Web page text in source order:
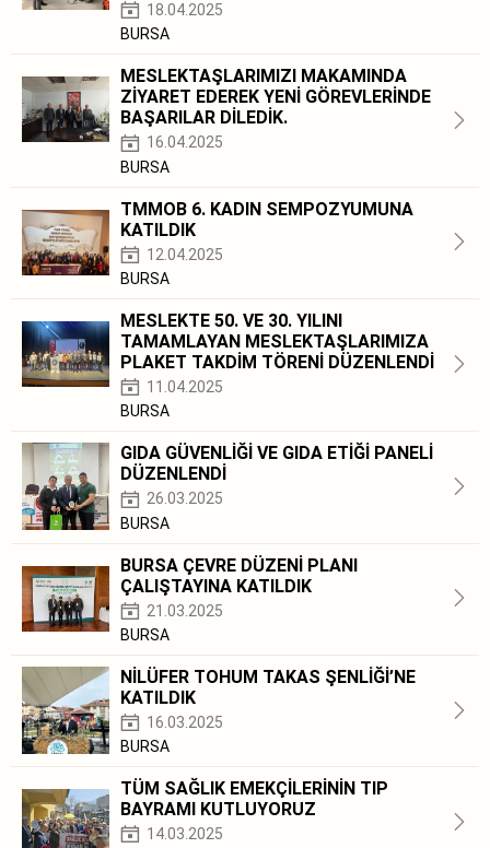
18.04.2025
BURSA
MESLEKTAŞLARIMIZI MAKAMINDA
ZİYARET EDEREK YENİ GÖREVLERİNDE
BAŞARILAR DİLEDİK.
16.04.2025
BURSA
TMMOB 6. KADIN SEMPOZYUMUNA
KATILDIK
12.04.2025
BURSA
MESLEKTE 50. VE 30. YILINI
TAMAMLAYAN MESLEKTAŞLARIMIZA
PLAKET TAKDİM TÖRENİ DÜZENLENDİ
11.04.2025
BURSA
GIDA GÜVENLİĞİ VE GIDA ETİĞİ PANELİ
DÜZENLENDİ
26.03.2025
BURSA
BURSA ÇEVRE DÜZENİ PLANI
ÇALIŞTAYINA KATILDIK
21.03.2025
BURSA
NİLÜFER TOHUM TAKAS ŞENLİĞİ’NE
KATILDIK
16.03.2025
BURSA
TÜM SAĞLIK EMEKÇİLERİNİN TIP
BAYRAMI KUTLUYORUZ
14.03.2025